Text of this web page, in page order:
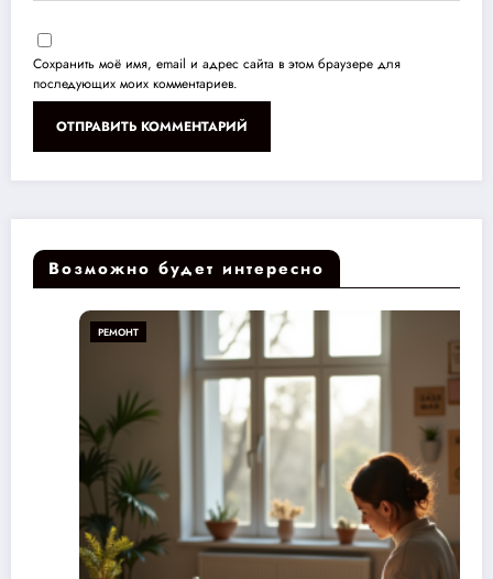
Сохранить моё имя, email и адрес сайта в этом браузере для
последующих моих комментариев.
Возможно будет интересно